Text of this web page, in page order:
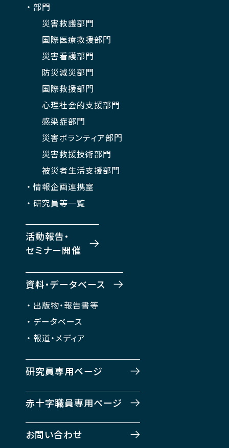
部門
災害救護部門
国際医療救援部門
災害看護部門
防災減災部門
国際救援部門
心理社会的支援部門
感染症部門
災害ボランティア部門
災害救援技術部門
被災者生活支援部門
情報企画連携室
研究員等一覧
活動報告・
セミナー開催
資料・データベース
出版物・報告書等
データベース
報道・メディア
研究員専用ページ
赤十字職員専用ページ
お問い合わせ